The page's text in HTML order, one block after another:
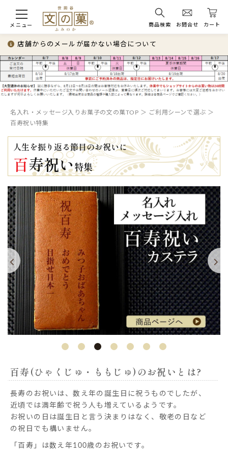
メニュー 商品検索 お問合せ カート
店舗からのメールが届かない場合について
名入れ・メッセージ入りお菓子の文の菓TOP
ご利用シーンで選ぶ
百寿祝い特集
人生を振り返る節目のお祝いに
百寿祝い特集
百寿(ひゃくじゅ・ももじゅ)のお祝いとは?
長寿のお祝いは、数え年の誕生日に祝うものでしたが、
近頃では満年齢で祝う人も増えているようです。
お祝いの日は誕生日と言う決まりはなく、敬老の日など
の祝日でも構いません。
「百寿」は数え年100歳のお祝いです。